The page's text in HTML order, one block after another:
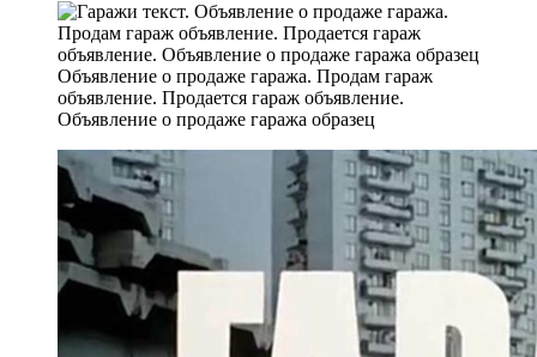
Объявление о продаже гаража. Продам гараж
объявление. Продается гараж объявление.
Объявление о продаже гаража образец